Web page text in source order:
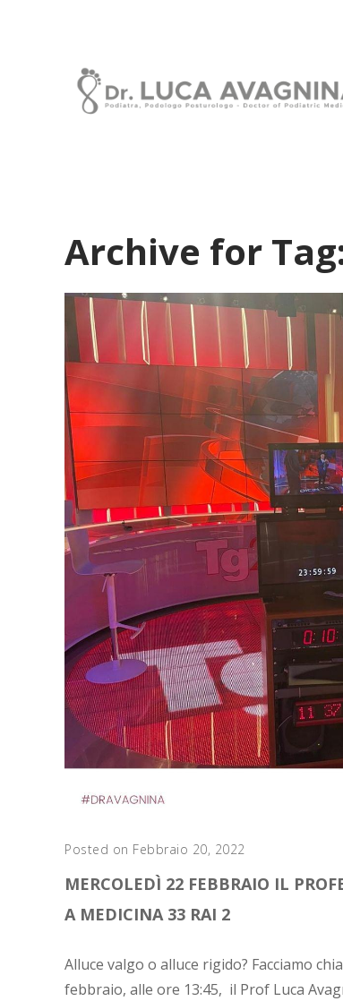
Archive for
Posted on Febbraio 20, 2022
MERCOLEDÌ 22 FEBBRAIO IL
A MEDICINA 33 RAI 2
Alluce valgo o alluce rigido? Facciamo
febbraio, alle ore 13:45, il Prof Luca